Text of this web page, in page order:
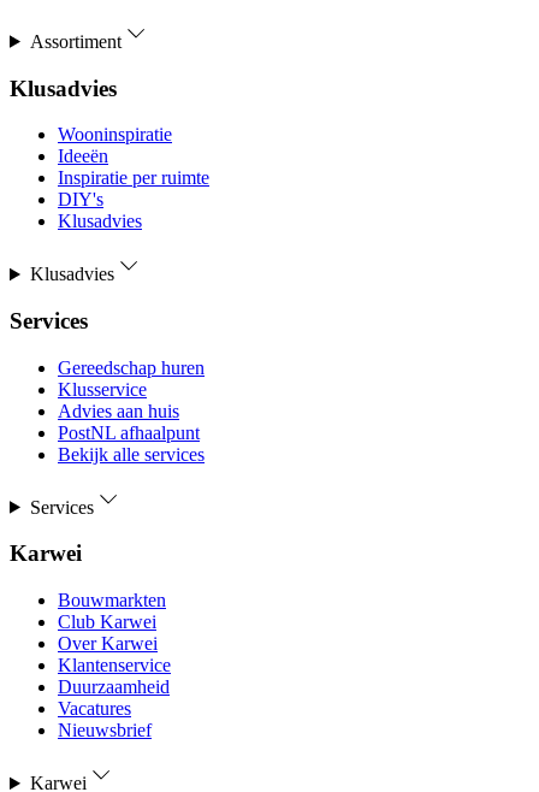
Assortiment
Klusadvies
Wooninspiratie
Ideeën
Inspiratie per ruimte
DIY's
Klusadvies
Klusadvies
Services
Gereedschap huren
Klusservice
Advies aan huis
PostNL afhaalpunt
Bekijk alle services
Services
Karwei
Bouwmarkten
Club Karwei
Over Karwei
Klantenservice
Duurzaamheid
Vacatures
Nieuwsbrief
Karwei